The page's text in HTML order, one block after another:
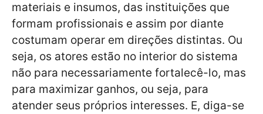
materiais e insumos, das instituições que
formam profissionais e assim por diante
costumam operar em direções distintas. Ou
seja, os atores estão no interior do sistema
não para necessariamente fortalecê-lo, mas
para maximizar ganhos, ou seja, para
atender seus próprios interesses. E, diga-se